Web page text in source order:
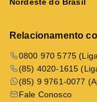
Relacionamento
0800 970 5775
(85) 4020-1615
(85) 9 9761-0077
Fale Conosco